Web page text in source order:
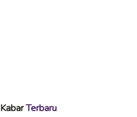
KabarTerbaru